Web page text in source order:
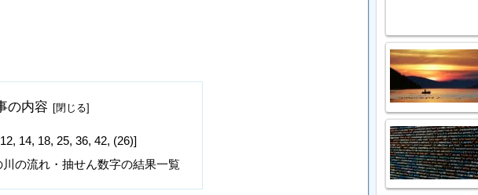
の内容
14, 18, 25, 36, 42, (26)]
の流れ・抽せん数字の結果一覧